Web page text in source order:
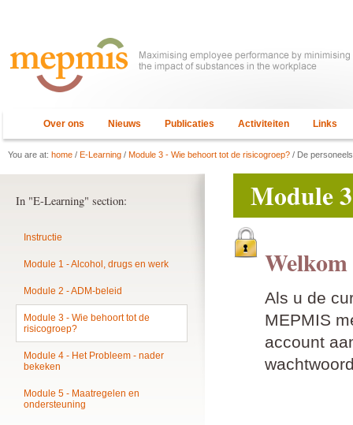
Over ons Nieuws Publicaties Activiteiten Links
You are at: home / E-Learning / Module 3 - Wie behoort tot de risicogroep? / De
Module
Als u de
MEPMIS
account
In "E-Learning" section:
Instructie
Module 1 - Alcohol, drugs en werk
Module 2 - ADM-beleid
Module 3 - Wie behoort tot de
risicogroep?
Module 4 - Het Probleem - nader
bekeken
Module 5 - Maatregelen en
ondersteuning